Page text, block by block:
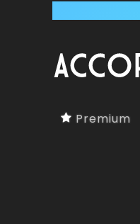
Premium